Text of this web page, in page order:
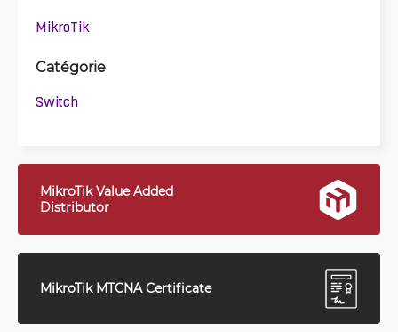
MikroTik
Catégorie
Switch
MikroTik Value Added
Distributor
MikroTik MTCNA Certificate